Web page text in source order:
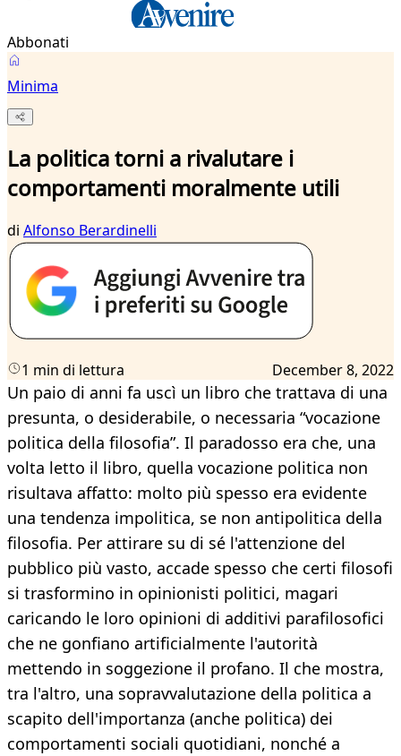
Abbonati
Minima
La politica torni a rivalutare i
comportamenti moralmente utili
di Alfonso Berardinelli
1 min di lettura December 8, 2022
Un paio di anni fa uscì un libro che trattava di una
presunta, o desiderabile, o necessaria “vocazione
politica della filosofia”. Il paradosso era che, una
volta letto il libro, quella vocazione politica non
risultava affatto: molto più spesso era evidente
una tendenza impolitica, se non antipolitica della
filosofia. Per attirare su di sé l'attenzione del
pubblico più vasto, accade spesso che certi filosofi
si trasformino in opinionisti politici, magari
caricando le loro opinioni di additivi parafilosofici
che ne gonfiano artificialmente l'autorità
mettendo in soggezione il profano. Il che mostra,
tra l'altro, una sopravvalutazione della politica a
scapito dell'importanza (anche politica) dei
comportamenti sociali quotidiani, nonché a